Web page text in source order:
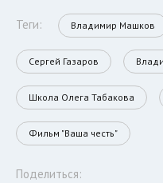
Теги: Владимир Машков
Сергей Газаров
Школа Олега Табакова
Фильм "Ваша честь"
Поделиться: